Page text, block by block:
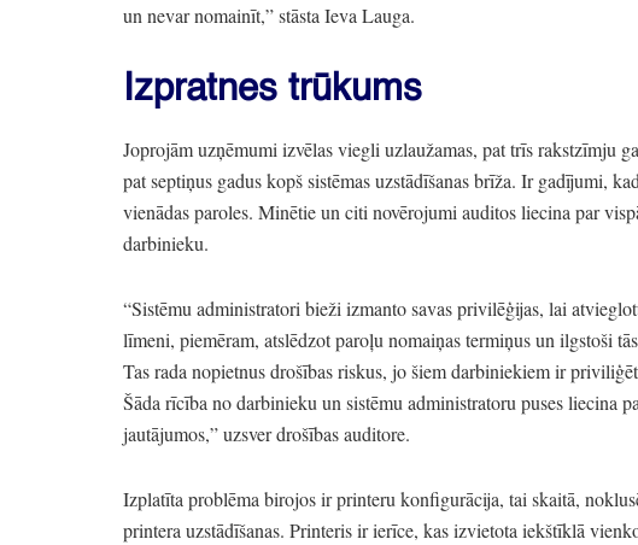
un nevar nomainīt,”stāsta Ieva Lauga.
Izpratnes trūkums
Joprojām uzņēmumi izvēlas viegli uzlaužamas, pat trīs rakstzīmju
pat septiņus gadus kopš sistēmas uzstādīšanas brīža. Ir gadījumi,
vienādas paroles. Minētie un citi novērojumi auditos liecina par
darbinieku.
“Sistēmu administratori bieži izmanto savas privilēģijas, lai
līmeni, piemēram, atslēdzot paroļu nomaiņas termiņus un ilgstoši
Tas rada nopietnus drošības riskus, jo šiem darbiniekiem ir
Šāda rīcība no darbinieku un sistēmu administratoru puses liecina
jautājumos,”uzsver drošības auditore.
Izplatīta problēma birojos ir printeru konfigurācija, tai skaitā,
printera uzstādīšanas. Printeris ir ierīce, kas izvietota iekštīklā